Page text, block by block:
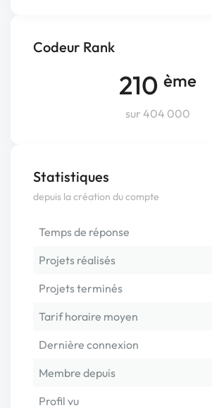
Codeur Rank
210 ème
sur 404 000
Statistiques
depuis la création du compte
Temps de réponse
Projets réalisés
Projets terminés
Tarif horaire moyen
Dernière connexion
Membre depuis
Profil vu